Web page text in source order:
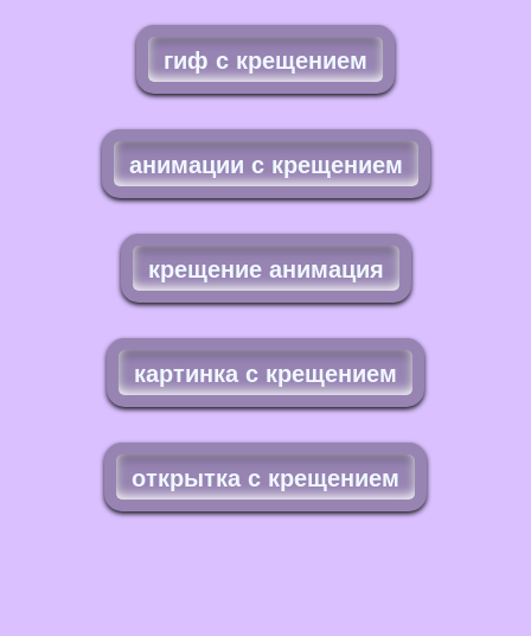
гиф с крещением
анимации с крещением
крещение анимация
картинка с крещением
открытка с крещением